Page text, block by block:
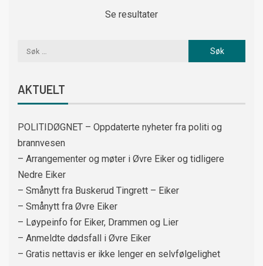
Se resultater
AKTUELT
POLITIDØGNET – Oppdaterte nyheter fra politi og
brannvesen
– Arrangementer og møter i Øvre Eiker og tidligere
Nedre Eiker
– Smånytt fra Buskerud Tingrett – Eiker
– Smånytt fra Øvre Eiker
– Løypeinfo for Eiker, Drammen og Lier
– Anmeldte dødsfall i Øvre Eiker
– Gratis nettavis er ikke lenger en selvfølgelighet